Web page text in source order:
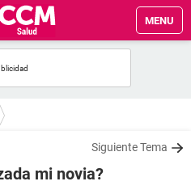
MENU
Siguiente Tema
mi novia?